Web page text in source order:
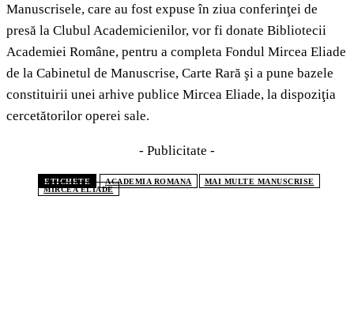
Manuscrisele, care au fost expuse în ziua conferinţei de
presă la Clubul Academicienilor, vor fi donate Bibliotecii
Academiei Române, pentru a completa Fondul Mircea Eliade
de la Cabinetul de Manuscrise, Carte Rară şi a pune bazele
constituirii unei arhive publice Mircea Eliade, la dispoziţia
cercetătorilor operei sale.
- Publicitate -
ETICHETE ACADEMIA ROMANA
MAI MULTE MANUSCRISE
MIRCEA ELIADE